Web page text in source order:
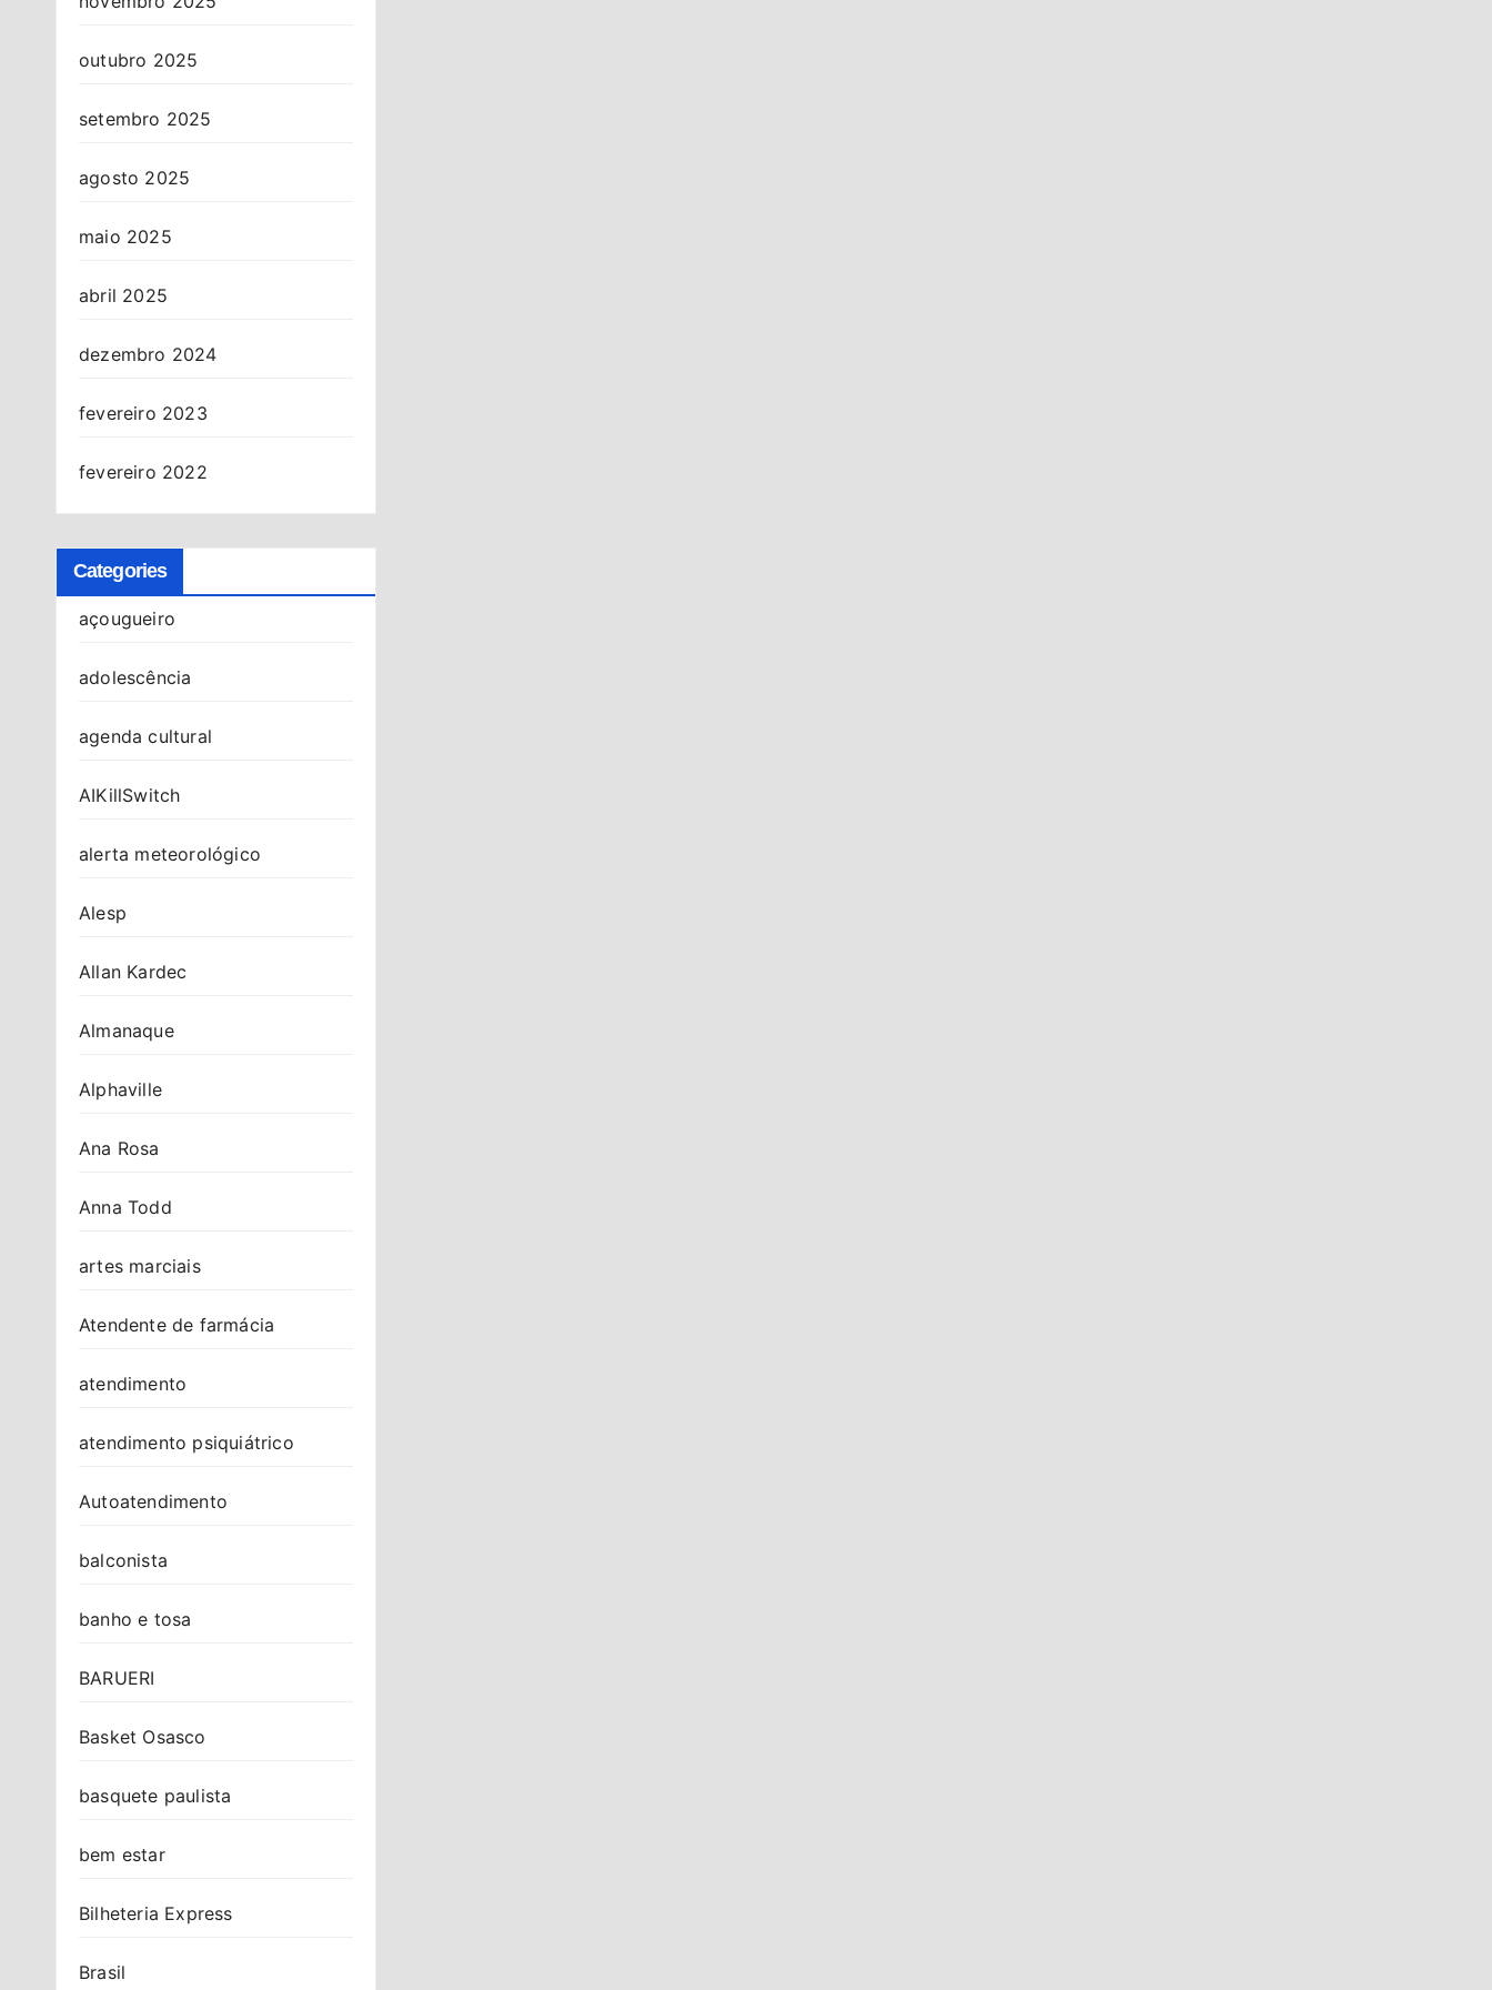
outubro 2025
setembro 2025
agosto 2025
maio 2025
abril 2025
dezembro 2024
fevereiro 2023
fevereiro 2022
Categories
açougueiro
adolescência
agenda cultural
AIKillSwitch
alerta meteorológico
Alesp
Allan Kardec
Almanaque
Alphaville
Ana Rosa
Anna Todd
artes marciais
Atendente de farmácia
atendimento
atendimento psiquiátrico
Autoatendimento
balconista
banho e tosa
BARUERI
Basket Osasco
basquete paulista
bem estar
Bilheteria Express
Brasil